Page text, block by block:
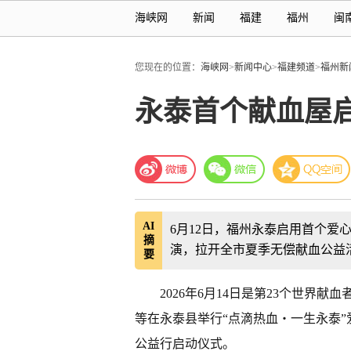
海峡网 新闻 福建 福州 闽
您现在的位置： 海峡网>新闻中心>福建频道>福州新
永泰首个献血屋
AI
摘
要
6月12日，福州永泰启用首个爱
演，拉开全市夏季无偿献血公益
2026年6月14日是第23个世界献
等在永泰县举行“点滴热血・一生永泰
公益行启动仪式。